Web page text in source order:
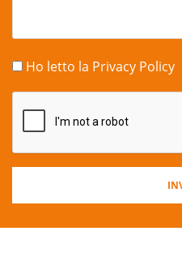
Ho letto la Privacy Policy